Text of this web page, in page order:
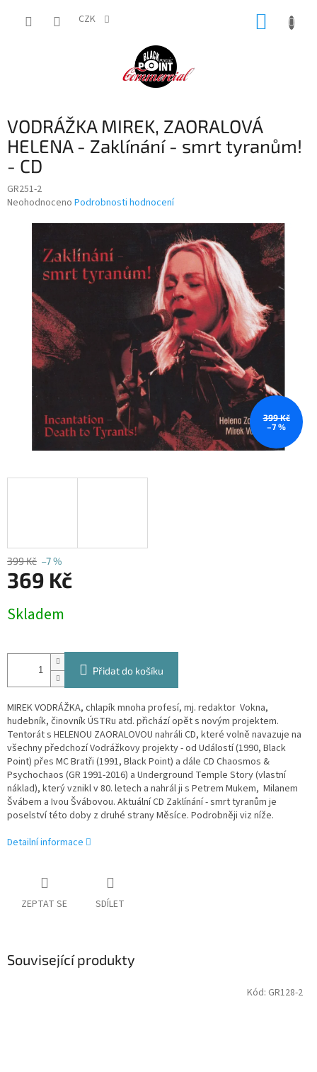
CZK
VODRÁŽKA MIREK, ZAORALOVÁ
HELENA - Zaklínání - smrt tyranům!
- CD
GR251-2
Průměrné
hvězdiček.
Neohodnoceno Podrobnosti hodnocení
399 Kč
–7 %
399 Kč –7 %
369 Kč
cena:
Skladem
Přidat do košíku
MIREK VODRÁŽKA, chlapík mnoha profesí, mj. redaktor Vokna,
hudebník, činovník ÚSTRu atd. přichází opět s novým projektem.
Tentorát s HELENOU ZAORALOVOU nahráli CD, které volně navazuje na
všechny předchozí Vodrážkovy projekty - od Událostí (1990, Black
Point) přes MC Bratři (1991, Black Point) a dále CD Chaosmos &
Psychochaos (GR 1991-2016) a Underground Temple Story (vlastní
náklad), který vznikl v 80. letech a nahrál ji s Petrem Mukem, Milanem
Švábem a Ivou Švábovou. Aktuální CD Zaklínání - smrt tyranům je
poselství této doby z druhé strany Měsíce. Podrobněji viz níže.
Detailní informace
ZEPTAT SE SDÍLET
Související produkty
Kód: GR128-2